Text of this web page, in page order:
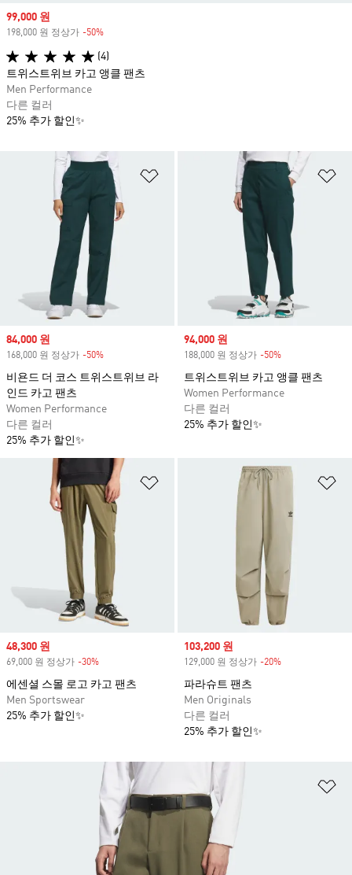
위시리스트 담기
Sale price
84,000 원
168,000 원 정상가 -50%
비욘드 더 코스 트위스트위브 라
인드 카고 팬츠
Women Performance
다른 컬러
25% 추가 할인✨
Sale price
94,000 원
188,000 원 정상가 -50%
트위스트위브 카고 앵클 팬츠
Women Performance
다른 컬러
25% 추가 할인✨
위시리스트 담기
Sale price
48,300 원
69,000 원 정상가 -30%
에센셜 스몰 로고 카고 팬츠
Men Sportswear
25% 추가 할인✨
Sale price
103,200 원
129,000 원 정상가 -20%
파라슈트 팬츠
Men Originals
다른 컬러
25% 추가 할인✨
Sale price
99,000 원
198,000 원 정상가 -50%
(4)
트위스트위브 카고 앵클 팬츠
Men Performance
다른 컬러
25% 추가 할인✨